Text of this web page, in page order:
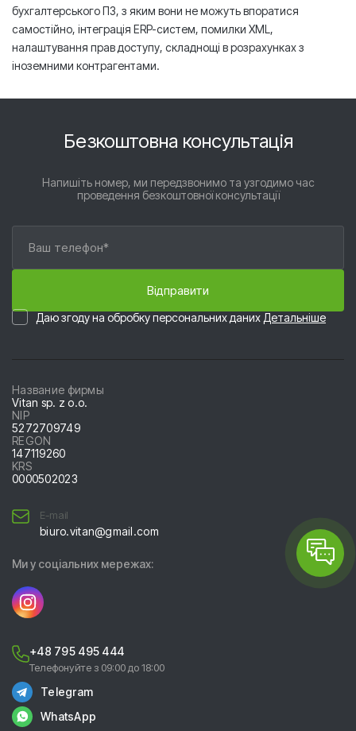
бухгалтерського ПЗ, з яким вони не можуть впоратися
самостійно, інтеграція ERP-систем, помилки XML,
налаштування прав доступу, складнощі в розрахунках з
іноземними контрагентами.
Безкоштовна консультація
Напишіть номер, ми передзвонимо та узгодимо час
проведення безкоштовної консультації
Даю згоду на обробку персональних даних Детальніше
Название фирмы
Vitan sp. z o.o.
NIP
5272709749
REGON
147119260
KRS
0000502023
E-mail
biuro.vitan@gmail.com
Ми у соціальних мережах:
+48 795 495 444
Телефонуйте з 09:00 до 18:00
Telegram
WhatsApp